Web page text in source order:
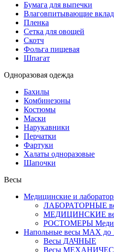
Бумага для выпечки
Влаговпитывающие
Пленка
Сетка для овощей
Скотч
Фольга пищевая
Шпагат
Одноразовая одежда
Бахилы
Комбинезоны
Костюмы
Маски
Нарукавники
Перчатки
Фартуки
Халаты одноразовые
Шапочки
Весы
Медицинские и
ЛАБОРАТОРНЫЕ
МЕДИЦИНСКИЕ
РОСТОМЕРЫ
Напольные весы MAX до
Весы ДАЧНЫЕ
Весы